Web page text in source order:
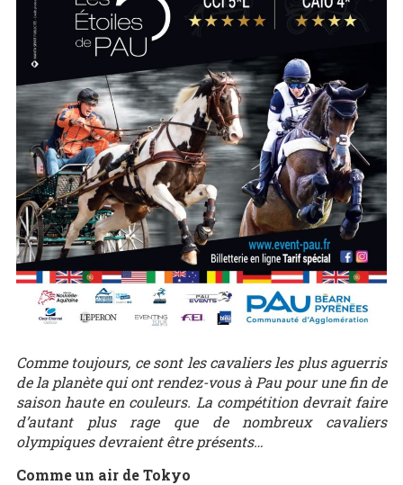
Comme toujours, ce sont les cavaliers les plus aguerris
de la planète qui ont rendez-vous à Pau pour une fin de
saison haute en couleurs. La compétition devrait faire
d’autant plus rage que de nombreux cavaliers
olympiques devraient être présents…
Comme un air de Tokyo